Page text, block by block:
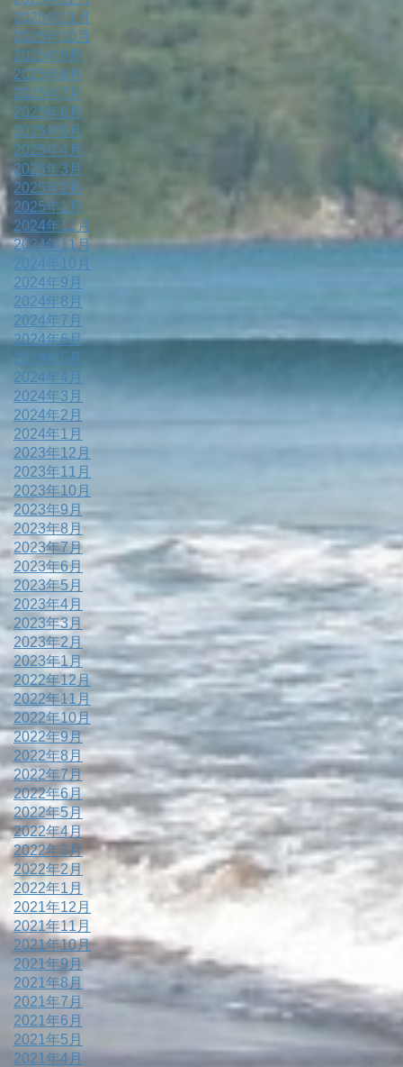
2025年11月
2025年10月
2025年9月
2025年8月
2025年7月
2025年6月
2025年5月
2025年4月
2025年3月
2025年2月
2025年1月
2024年12月
2024年11月
2024年10月
2024年9月
2024年8月
2024年7月
2024年6月
2024年5月
2024年4月
2024年3月
2024年2月
2024年1月
2023年12月
2023年11月
2023年10月
2023年9月
2023年8月
2023年7月
2023年6月
2023年5月
2023年4月
2023年3月
2023年2月
2023年1月
2022年12月
2022年11月
2022年10月
2022年9月
2022年8月
2022年7月
2022年6月
2022年5月
2022年4月
2022年3月
2022年2月
2022年1月
2021年12月
2021年11月
2021年10月
2021年9月
2021年8月
2021年7月
2021年6月
2021年5月
2021年4月